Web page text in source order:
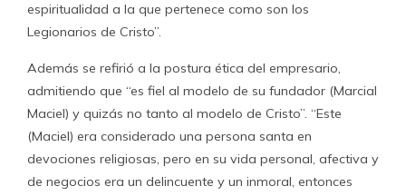
espiritualidad a la que pertenece como son los
Legionarios de Cristo”.
Además se refirió a la postura ética del empresario,
admitiendo que “es fiel al modelo de su fundador (Marcial
Maciel) y quizás no tanto al modelo de Cristo”. “Este
(Maciel) era considerado una persona santa en
devociones religiosas, pero en su vida personal, afectiva y
de negocios era un delincuente y un inmoral, entonces